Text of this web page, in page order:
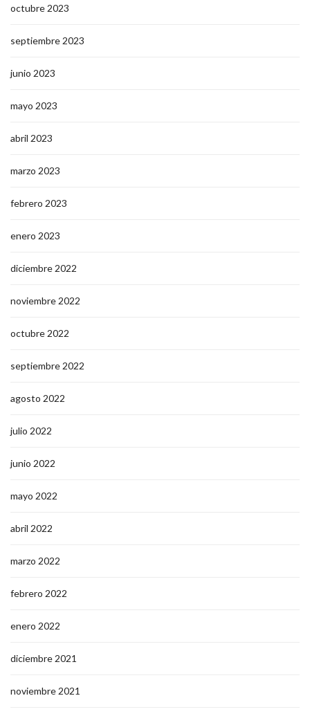
octubre 2023
septiembre 2023
junio 2023
mayo 2023
abril 2023
marzo 2023
febrero 2023
enero 2023
diciembre 2022
noviembre 2022
octubre 2022
septiembre 2022
agosto 2022
julio 2022
junio 2022
mayo 2022
abril 2022
marzo 2022
febrero 2022
enero 2022
diciembre 2021
noviembre 2021